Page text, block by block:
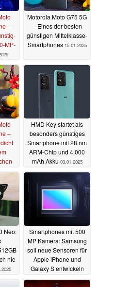
–
MP-
Motorola Moto G75 5G
– Eines der besten
günstigen Mittelklasse-
Smartphones 15.01.2025
–
HMD Key startet als
besonders günstiges
Smartphone mit 28 nm
ARM-Chip und 4.000
mAh Akku 03.01.2025
Neo:
nie
Smartphones mit 500
MP Kamera: Samsung
soll neue Sensoren für
Apple iPhone und
Galaxy S entwickeln
02.01.2025